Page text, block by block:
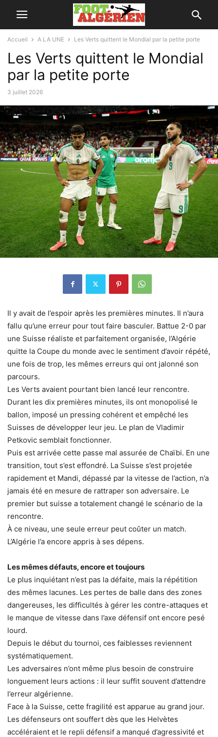
Accueil A LA UNE Les Verts quittent le Mondial par la petite porte
Les Verts quittent le Mondial
par la petite porte
3 juillet 2026
Il y avait de l’espoir après les premières minutes. Il n’aura
fallu qu’une erreur pour tout faire basculer. Battue 2-0 par
une Suisse réaliste et parfaitement organisée, l’Algérie
quitte la Coupe du monde avec le sentiment d’avoir répété,
une fois de trop, les mêmes erreurs qui ont jalonné son
parcours.
Les Verts avaient pourtant bien lancé leur rencontre.
Durant les dix premières minutes, ils ont monopolisé le
ballon, imposé un pressing cohérent et empêché les
Suisses de développer leur jeu. Le plan de Vladimir
Petkovic semblait fonctionner.
Puis est arrivée cette passe mal assurée de Chaïbi. En une
transition, tout s’est effondré. La Suisse s’est projetée
rapidement et Mandi, dépassé par la vitesse de l’action, n’a
jamais été en mesure de rattraper son adversaire. Le
premier but suisse a totalement changé le scénario de la
rencontre.
À ce niveau, une seule erreur peut coûter un match.
L’Algérie l’a encore appris à ses dépens.
Les mêmes défauts, encore et toujours
Le plus inquiétant n’est pas la défaite, mais la répétition
des mêmes lacunes. Les pertes de balle dans des zones
dangereuses, les difficultés à gérer les contre-attaques et
le manque de vitesse dans l’axe défensif ont encore pesé
lourd.
Depuis le début du tournoi, ces faiblesses reviennent
systématiquement.
Les adversaires n’ont même plus besoin de construire
longuement leurs actions : il leur suffit souvent d’attendre
l’erreur algérienne.
Face à la Suisse, cette fragilité est apparue au grand jour.
Les défenseurs ont souffert dès que les Helvètes
accéléraient et le repli défensif a manqué d’agressivité et